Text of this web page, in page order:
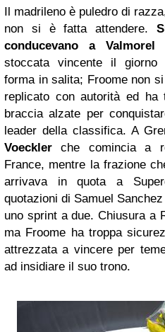
Il madrileno è puledro di
non si è fatta attendere.
conducevano a Valmorel
stoccata vincente il giorno
forma in salita; Froome non
replicato con autorità ed ha
braccia alzate per
leader della classifica. A
Voeckler che comincia a
France, mentre la frazione
arrivava in quota a
quotazioni di Samuel
uno sprint a due. Chiusura a
ma Froome ha troppa
attrezzata a vincere per
ad insidiare il suo trono.